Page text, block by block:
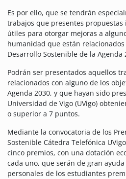
Es por ello, que se tendrán
trabajos que presentes propuestas
útiles para otorgar mejoras a
humanidad que están
Desarrollo Sostenible de la Agenda
Podrán ser presentados aquellos
relacionados con alguno de los
Agenda 2030, y que hayan sido
Universidad de Vigo (UVigo)
o superior a 7 puntos.
Mediante la convocatoria de los
Sostenible Cátedra Telefónica
cinco premios, con una dotación
cada uno, que serán de gran
personales de los estudiantes